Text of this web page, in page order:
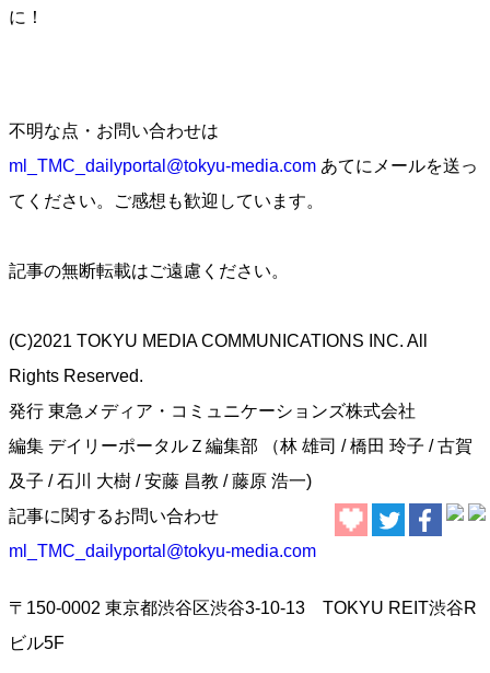
に！
不明な点・お問い合わせは
ml_TMC_dailyportal@tokyu-media.com あてにメールを送っ
てください。ご感想も歓迎しています。
記事の無断転載はご遠慮ください。
(C)2021 TOKYU MEDIA COMMUNICATIONS INC. All
Rights Reserved.
発行 東急メディア・コミュニケーションズ株式会社
編集 デイリーポータルＺ編集部 （林 雄司 / 橋田 玲子 / 古賀
及子 / 石川 大樹 / 安藤 昌教 / 藤原 浩一)
記事に関するお問い合わせ
ml_TMC_dailyportal@tokyu-media.com
〒150-0002 東京都渋谷区渋谷3-10-13 TOKYU REIT渋谷R
ビル5F